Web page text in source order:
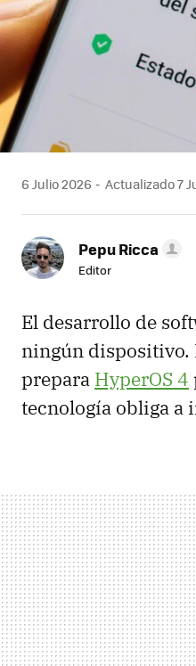
6 Julio 2026 Actualizado 7
Pepu Ricca
Editor
El desarrollo de
ningún dispositivo.
prepara HyperOS 4
tecnología obliga a